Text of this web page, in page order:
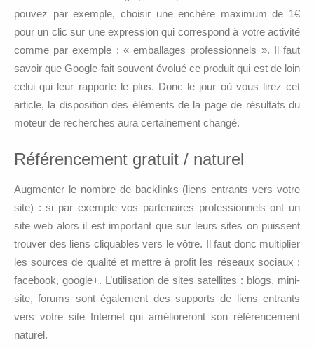
pouvez par exemple, choisir une enchère maximum de 1€
pour un clic sur une expression qui correspond à votre activité
comme par exemple : « emballages professionnels ». Il faut
savoir que Google fait souvent évolué ce produit qui est de loin
celui qui leur rapporte le plus. Donc le jour où vous lirez cet
article, la disposition des éléments de la page de résultats du
moteur de recherches aura certainement changé.
Référencement gratuit / naturel
Augmenter le nombre de backlinks (liens entrants vers votre
site) : si par exemple vos partenaires professionnels ont un
site web alors il est important que sur leurs sites on puissent
trouver des liens cliquables vers le vôtre. Il faut donc multiplier
les sources de qualité et mettre à profit les réseaux sociaux :
facebook, google+. L’utilisation de sites satellites : blogs, mini-
site, forums sont également des supports de liens entrants
vers votre site Internet qui amélioreront son référencement
naturel.